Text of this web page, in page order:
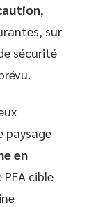
,
sur
sécurité
paysage
en
PEA cible